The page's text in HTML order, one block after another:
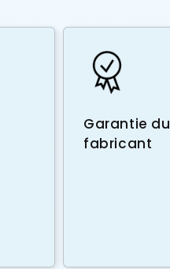
Garantie du
fabricant